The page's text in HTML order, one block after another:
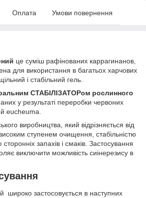
Оплата Умови повернення
це суміш рафінованих каррагинанов,
для використання в багатьох харчових
і стабільний гель.
СТАБІЛІЗАТОРом рослинного
у результаті переробки червоних
eucheuma.
виробництва, який відрізняється від
високим ступенем очищення, стабільністю
сторонніх запахів і смаків. Застосування
виключити можливість сиінерезису в
широко застосовується в наступних